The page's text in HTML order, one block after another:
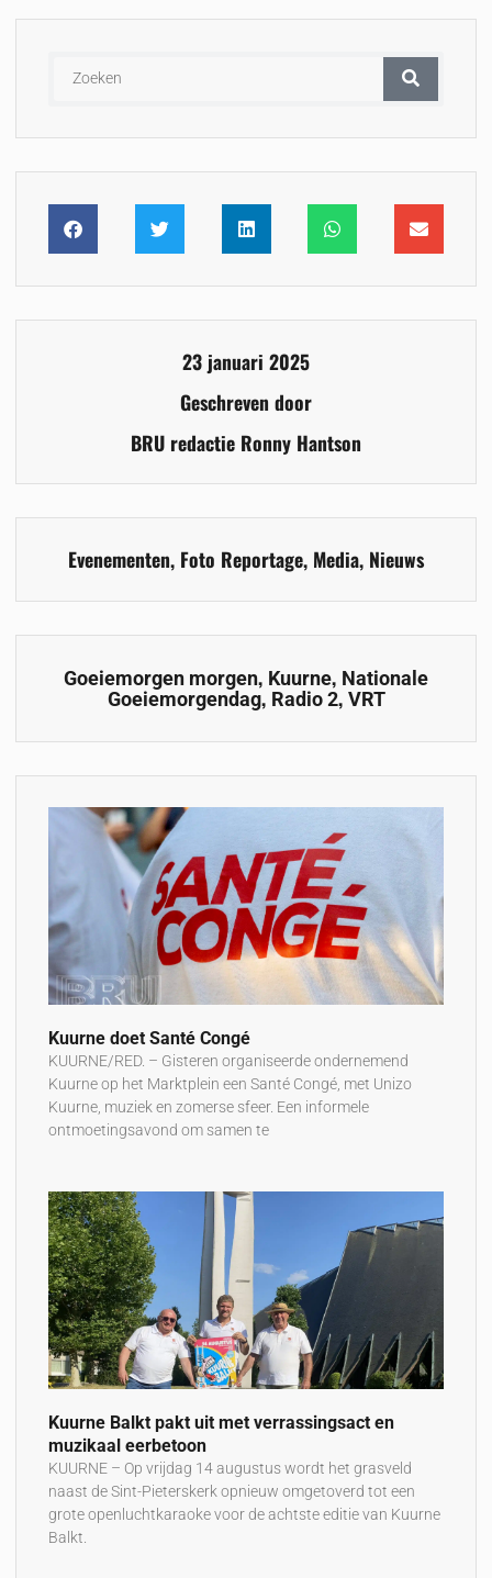
23 januari 2025
Geschreven door
BRU redactie Ronny Hantson
Evenementen, Foto Reportage, Media, Nieuws
Goeiemorgen morgen, Kuurne, Nationale
Goeiemorgendag, Radio 2, VRT
Kuurne doet Santé Congé
KUURNE/RED. – Gisteren organiseerde ondernemend
Kuurne op het Marktplein een Santé Congé, met Unizo
Kuurne, muziek en zomerse sfeer. Een informele
ontmoetingsavond om samen te
Kuurne Balkt pakt uit met verrassingsact en
muzikaal eerbetoon
KUURNE – Op vrijdag 14 augustus wordt het grasveld
naast de Sint-Pieterskerk opnieuw omgetoverd tot een
grote openluchtkaraoke voor de achtste editie van Kuurne
Balkt.